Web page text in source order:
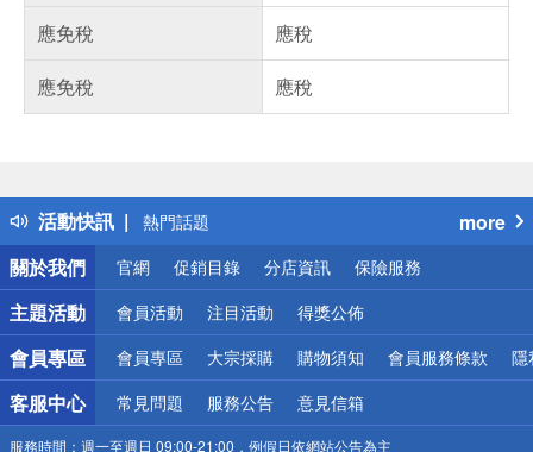
應免稅
應稅
應免稅
應稅
活動快訊
得獎公告
熱門話題
銀行優惠
偏遠地區配送
詐騙網頁！請小心！
more
關於我們
官網 促銷目錄 分店資訊 保險服務
主題活動 會員活動 注目活動 得獎公佈
會員專區 會員專區 大宗採購 購物須知 會員服務條款 隱
客服中心 常見問題 服務公告 意見信箱
服務時間： 週一至週日 09:00-21:00，例假日依網站公告為主